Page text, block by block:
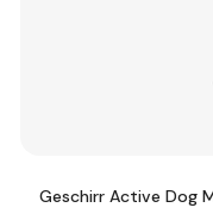
Geschirr Active Dog